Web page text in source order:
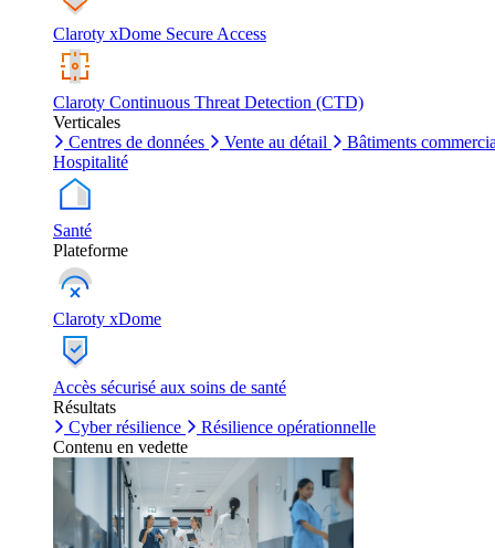
Claroty xDome Secure Access
Claroty Continuous Threat Detection (CTD)
Verticales
Centres de données
Vente au détail
Bâtiments
Hospitalité
Santé
Plateforme
Claroty xDome
Accès sécurisé aux soins de santé
Résultats
Cyber résilience
Résilience opérationnelle
Contenu en vedette